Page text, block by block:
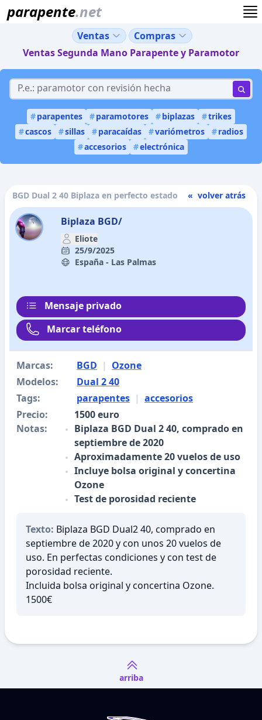
parapente.net
Ventas Segunda Mano Parapente y Paramotor
Ventas Compras
#parapentes #paramotores #biplazas #trikes
#cascos #sillas #paracaídas #variómetros #radios
#accesorios #electrónica
BGD Dual 2 40 Biplaza en perfecto estado « volver atrás
Biplaza BGD/
Eliote
25/9/2025
España - Las Palmas
Mensaje privado
Marcar teléfono
Marcas: BGD | Ozone
Modelos:
Dual 2 40
Tags:
parapentes | accesorios
Precio:
1500 euro
Notas:
Biplaza BGD Dual 2 40, comprado en
septiembre de 2020
Aproximadamente 20 vuelos de uso
Incluye bolsa original y concertina
Ozone
Test de porosidad reciente
Texto: Biplaza BGD Dual2 40, comprado en
septiembre de 2020 y con unos 20 vuelos de
uso. En perfectas condiciones y con test de
porosidad reciente.
Incluida bolsa original y concertina Ozone.
1500€
arriba